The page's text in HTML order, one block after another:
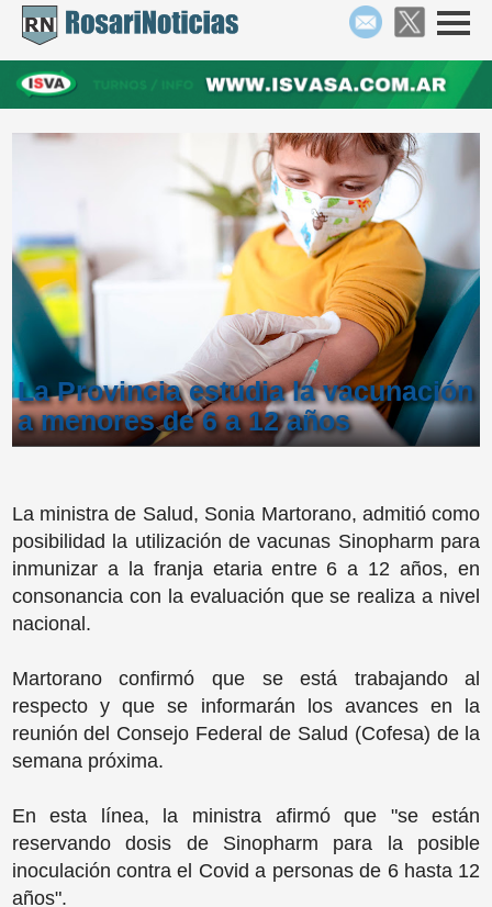
La Provincia estudia la vacunación
a menores de 6 a 12 años
La ministra de Salud, Sonia Martorano, admitió como
posibilidad la utilización de vacunas Sinopharm para
inmunizar a la franja etaria entre 6 a 12 años, en
consonancia con la evaluación que se realiza a nivel
nacional.
Martorano confirmó que se está trabajando al
respecto y que se informarán los avances en la
reunión del Consejo Federal de Salud (Cofesa) de la
semana próxima.
En esta línea, la ministra afirmó que "se están
reservando dosis de Sinopharm para la posible
inoculación contra el Covid a personas de 6 hasta 12
años".